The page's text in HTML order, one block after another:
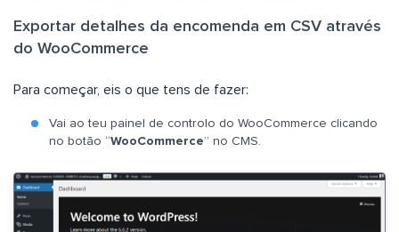
Exportar detalhes da encomenda em CSV através
do WooCommerce
Para começar, eis o que tens de fazer:
Vai ao teu painel de controlo do WooCommerce clicando
no botão “WooCommerce” no CMS.